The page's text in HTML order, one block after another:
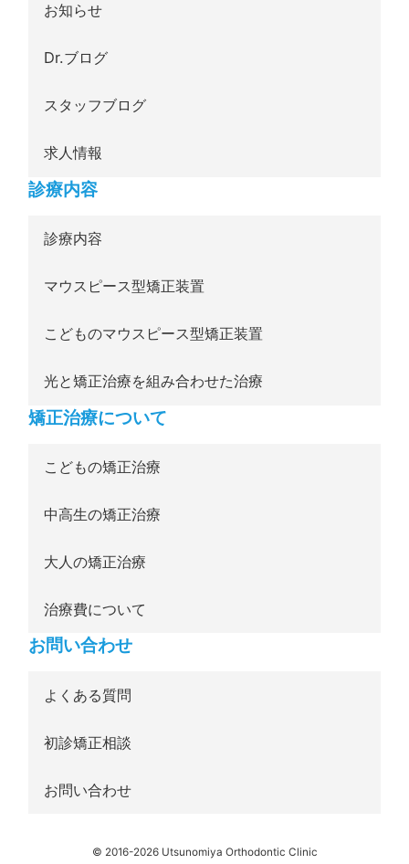
お知らせ
Dr.ブログ
スタッフブログ
求人情報
診療内容
診療内容
マウスピース型矯正装置
こどものマウスピース型矯正装置
光と矯正治療を組み合わせた治療
矯正治療について
こどもの矯正治療
中高生の矯正治療
大人の矯正治療
治療費について
お問い合わせ
よくある質問
初診矯正相談
お問い合わせ
© 2016-2026 Utsunomiya Orthodontic Clinic